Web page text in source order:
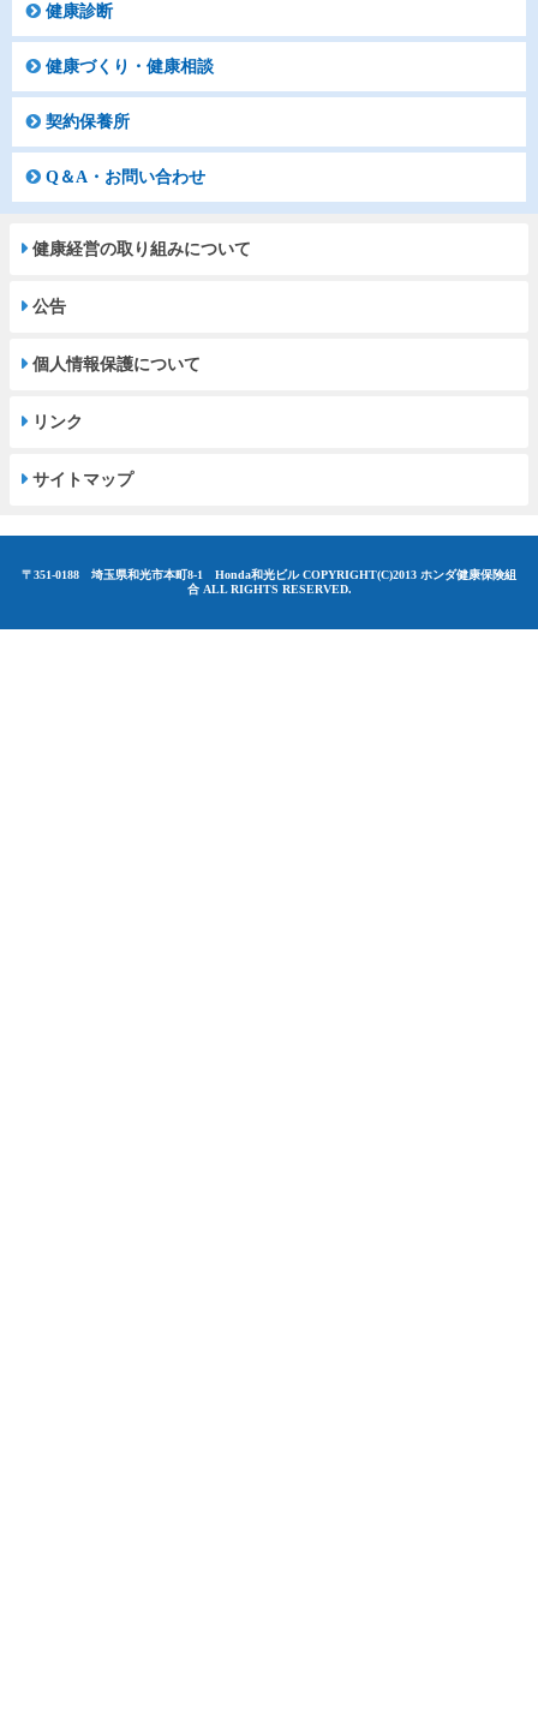
健康診断
健康づくり・健康相談
契約保養所
Q＆A・お問い合わせ
健康経営の取り組みについて
公告
個人情報保護について
リンク
サイトマップ
〒351-0188 埼玉県和光市本町8-1 Honda和光ビルCOPYRIGHT(C)2013 ホンダ健康保険組
合 ALL RIGHTS RESERVED.